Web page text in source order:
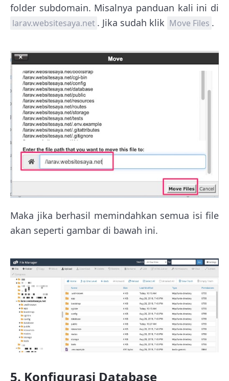
folder subdomain. Misalnya panduan kali ini di
larav.websitesaya.net . Jika sudah klik Move Files .
Maka jika berhasil memindahkan semua isi file
akan seperti gambar di bawah ini.
5. Konfigurasi Database